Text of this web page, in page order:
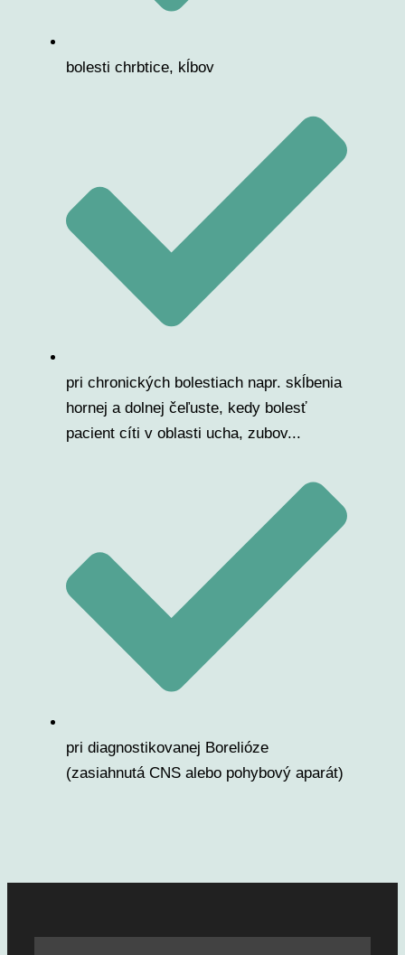
bolesti chrbtice, kĺbov
pri chronických bolestiach napr. skĺbenia
hornej a dolnej čeľuste, kedy bolesť
pacient cíti v oblasti ucha, zubov...
pri diagnostikovanej Borelióze
(zasiahnutá CNS alebo pohybový aparát)